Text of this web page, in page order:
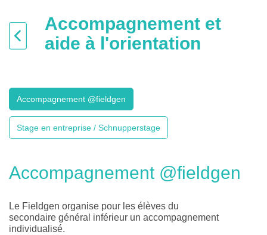
Accompagnement et
aide à l'orientation
Accompagnement @fieldgen
Stage en entreprise / Schnupperstage
Accompagnement @fieldgen
Le Fieldgen organise pour les élèves du
secondaire général inférieur un accompagnement
individualisé.